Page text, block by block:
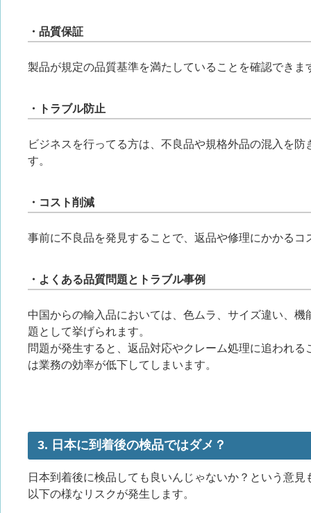
・品質保証
製品が規定の品質基準を満たしていることを確認できま
・トラブル防止
ビジネスを行ってる方は、不良品や規格外品の混入を
す。
・コスト削減
事前に不良品を発見することで、返品や修理にかかるコ
・よくある品質問題とトラブル事例
中国からの輸入品においては、色ムラ、サイズ違い、
題として挙げられます。
問題が発生すると、返品対応やクレーム処理に追われ
は業務の効率が低下してしまいます。
3. 日本に到着後の検品ではダメ？
日本到着後に検品しても良いんじゃないか？という意
以下の様なリスクが発生します。